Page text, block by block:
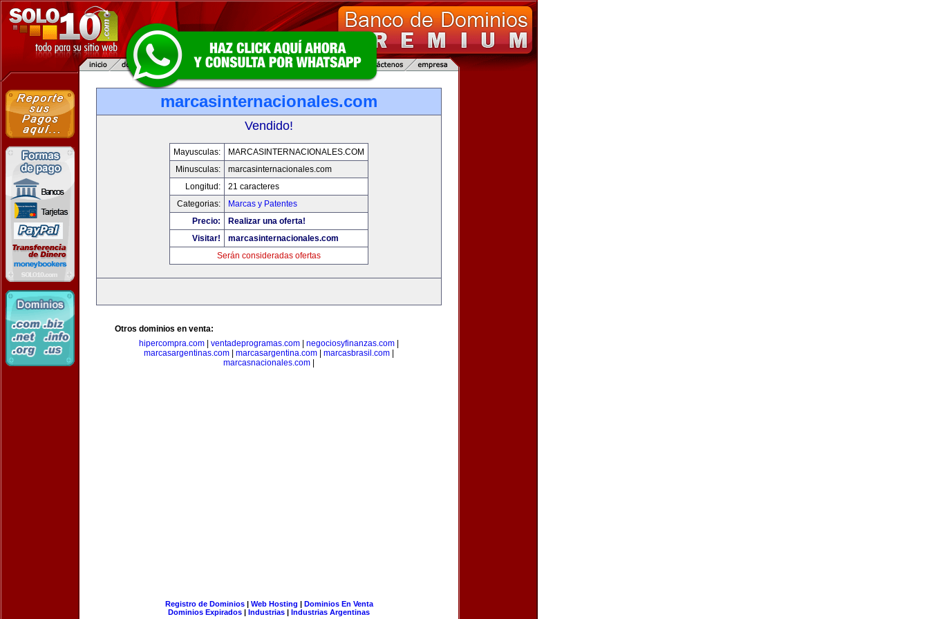
marcasinternacionales.com
Vendido!
Mayusculas:
MARCASINTERNACIONALES.COM
Minusculas:
marcasinternacionales.com
Longitud:
21 caracteres
Categorias:
Marcas y Patentes
Precio:
Realizar una oferta!
Visitar!
marcasinternacionales.com
Serán consideradas ofertas
Otros dominios en venta:
hipercompra.com
ventadeprogramas.com negociosyfinanzas.com
marcasargentinas.com
marcasargentina.com marcasbrasil.com
marcasnacionales.com
Registro de Dominios| Web Hosting | Dominios En Venta
Dominios Expirados | Industrias | Industrias Argentinas